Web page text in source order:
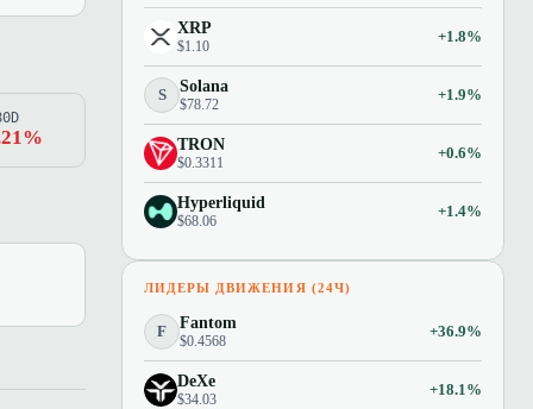
XRP
$1.10
+1.8%
S Solana
$78.72
+1.9%
TRON
$0.3311
+0.6%
Hyperliquid
$68.06
+1.4%
ЛИДЕРЫ ДВИЖЕНИЯ (24Ч)
F Fantom
$0.4568
+36.9%
DeXe
$34.03
+18.1%